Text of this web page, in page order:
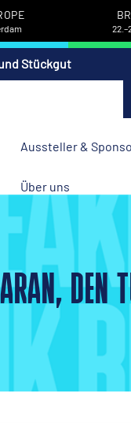
Stückgut
Aussteller &
Über uns
DEN